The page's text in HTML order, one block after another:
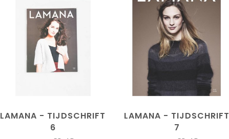
LAMANA - TIJDSCHRIFT
6
LAMANA - TIJDSCHRIFT
7